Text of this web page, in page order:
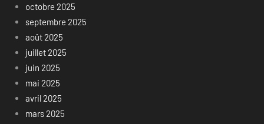
octobre 2025
septembre 2025
août 2025
juillet 2025
juin 2025
mai 2025
avril 2025
mars 2025